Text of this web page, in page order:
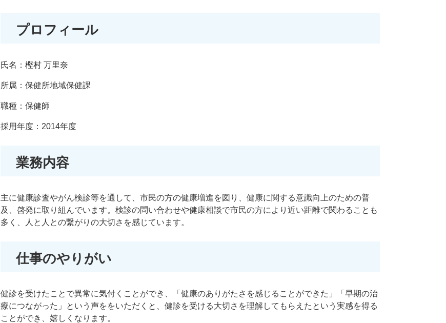
プロフィール
氏名：樫村 万里奈
所属：保健所地域保健課
職種：保健師
採用年度：2014年度
業務内容
主に健康診査やがん検診等を通して、市民の方の健康増進を図り、健康に関する意識向上のための普
及、啓発に取り組んでいます。検診の問い合わせや健康相談で市民の方により近い距離で関わることも
多く、人と人との繋がりの大切さを感じています。
仕事のやりがい
健診を受けたことで異常に気付くことができ、「健康のありがたさを感じることができた」「早期の治
療につながった」という声ををいただくと、健診を受ける大切さを理解してもらえたという実感を得る
ことができ、嬉しくなります。